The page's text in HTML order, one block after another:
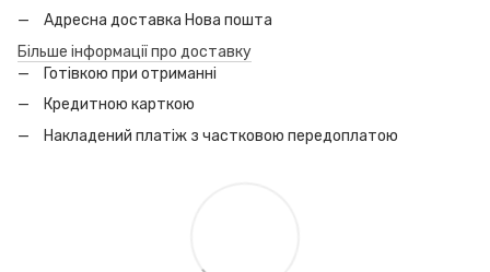
Адресна доставка Нова пошта
Більше інформації про доставку
Готівкою при отриманні
Кредитною карткою
Накладений платіж з частковою передоплатою